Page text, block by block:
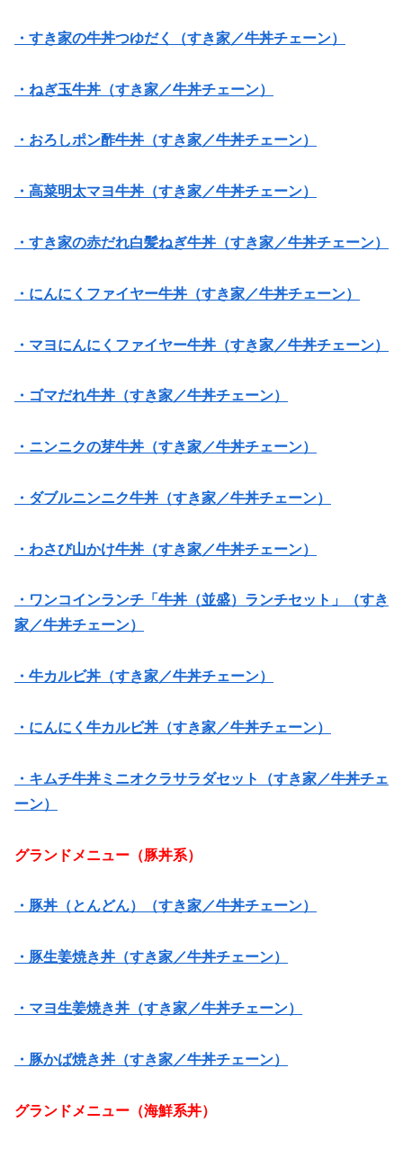
・すき家の牛丼つゆだく（すき家／牛丼チェーン）
・ねぎ玉牛丼（すき家／牛丼チェーン）
・おろしポン酢牛丼（すき家／牛丼チェーン）
・高菜明太マヨ牛丼（すき家／牛丼チェーン）
・すき家の赤だれ白髪ねぎ牛丼（すき家／牛丼チェーン）
・にんにくファイヤー牛丼（すき家／牛丼チェーン）
・マヨにんにくファイヤー牛丼（すき家／牛丼チェーン）
・ゴマだれ牛丼（すき家／牛丼チェーン）
・ニンニクの芽牛丼（すき家／牛丼チェーン）
・ダブルニンニク牛丼（すき家／牛丼チェーン）
・わさび山かけ牛丼（すき家／牛丼チェーン）
・ワンコインランチ「牛丼（並盛）ランチセット」（すき
家／牛丼チェーン）
・牛カルビ丼（すき家／牛丼チェーン）
・にんにく牛カルビ丼（すき家／牛丼チェーン）
・キムチ牛丼ミニオクラサラダセット（すき家／牛丼チェ
ーン）
グランドメニュー（豚丼系）
・豚丼（とんどん）（すき家／牛丼チェーン）
・豚生姜焼き丼（すき家／牛丼チェーン）
・マヨ生姜焼き丼（すき家／牛丼チェーン）
・豚かば焼き丼（すき家／牛丼チェーン）
グランドメニュー（海鮮系丼）